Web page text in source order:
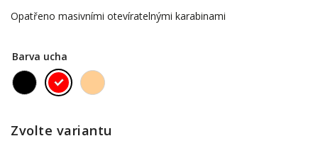
Opatřeno masivními otevíratelnými karabinami
Barva ucha
Zvolte variantu